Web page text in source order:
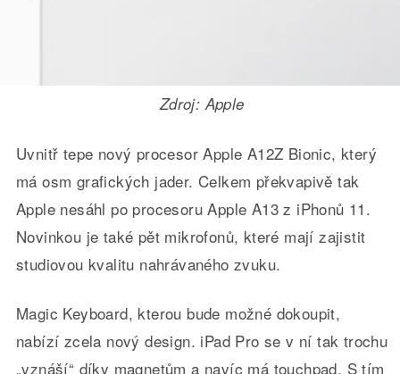
Zdroj: Apple
Uvnitř tepe nový procesor Apple A12Z Bionic, který
má osm grafických jader. Celkem překvapivě tak
Apple nesáhl po procesoru Apple A13 z iPhonů 11.
Novinkou je také pět mikrofonů, které mají zajistit
studiovou kvalitu nahrávaného zvuku.
Magic Keyboard, kterou bude možné dokoupit,
nabízí zcela nový design. iPad Pro se v ní tak trochu
„vznáší“ díky magnetům a navíc má touchpad. S tím